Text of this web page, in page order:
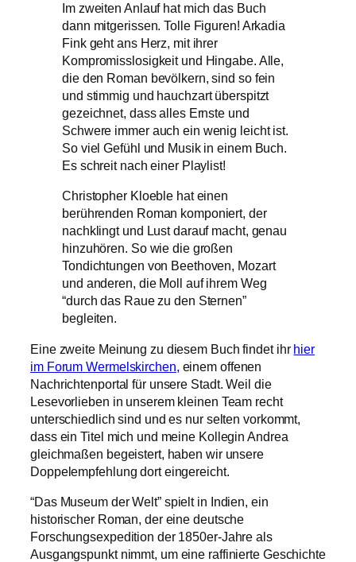
Im zweiten Anlauf hat mich das Buch
dann mitgerissen. Tolle Figuren! Arkadia
Fink geht ans Herz, mit ihrer
Kompromisslosigkeit und Hingabe. Alle,
die den Roman bevölkern, sind so fein
und stimmig und hauchzart überspitzt
gezeichnet, dass alles Ernste und
Schwere immer auch ein wenig leicht ist.
So viel Gefühl und Musik in einem Buch.
Es schreit nach einer Playlist!
Christopher Kloeble hat einen
berührenden Roman komponiert, der
nachklingt und Lust darauf macht, genau
hinzuhören. So wie die großen
Tondichtungen von Beethoven, Mozart
und anderen, die Moll auf ihrem Weg
“durch das Raue zu den Sternen”
begleiten.
Eine zweite Meinung zu diesem Buch findet ihr hier
im Forum Wermelskirchen, einem offenen
Nachrichtenportal für unsere Stadt. Weil die
Lesevorlieben in unserem kleinen Team recht
unterschiedlich sind und es nur selten vorkommt,
dass ein Titel mich und meine Kollegin Andrea
gleichmaßen begeistert, haben wir unsere
Doppelempfehlung dort eingereicht.
“Das Museum der Welt” spielt in Indien, ein
historischer Roman, der eine deutsche
Forschungsexpedition der 1850er-Jahre als
Ausgangspunkt nimmt, um eine raffinierte Geschichte